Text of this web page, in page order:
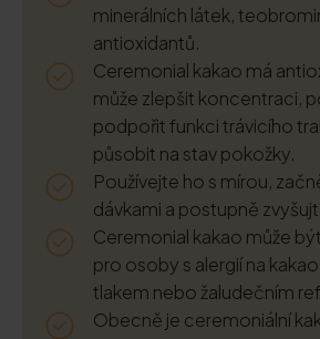
minerálních látek,
antioxidantů.
Ceremonial kakao má
může zlepšit koncentraci,
podpořit funkci trávicího
působit na stav pokožky.
Používejte ho s mírou,
dávkami a postupně
Ceremonial kakao může
pro osoby s alergií na
tlakem nebo žaludečním
Obecně je ceremoniální